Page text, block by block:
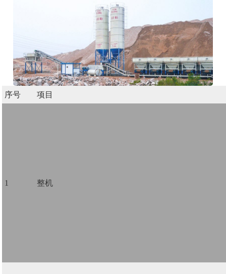
序号 项目
1 整机